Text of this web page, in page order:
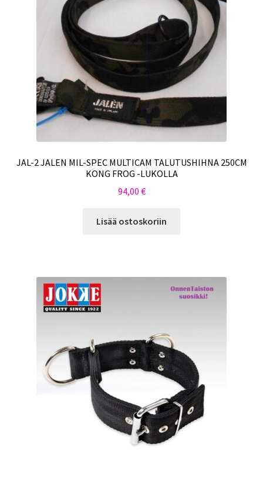
JAL-2 JALEN MIL-SPEC MULTICAM TALUTUSHIHNA 250CM
KONG FROG -LUKOLLA
94,00 €
Lisää ostoskoriin